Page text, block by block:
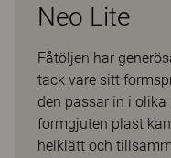
Neo Lite
Fåtöljen har
tack vare sitt
den passar in i
formgjuten plast
helklätt och